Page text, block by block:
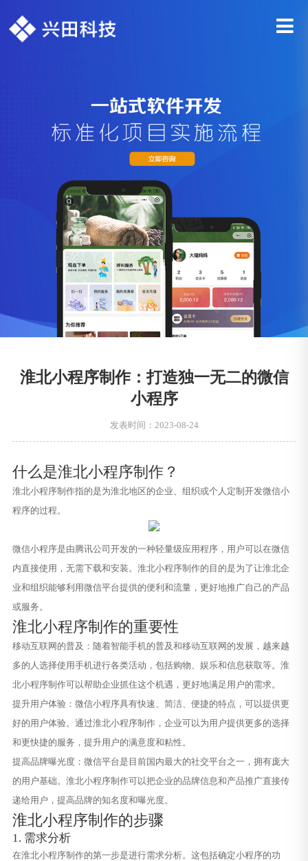
淮北小程序制作：打造独一无二的微信
小程序
发表时间：2023-08-24
什么是淮北小程序制作？
淮北小程序制作指的是为淮北地区的企业、组织或个人定制开发微信小
程序的过程。
微信小程序是由腾讯公司开发的一种轻量级应用程序，用户可以在微信
内直接使用，无需下载和安装。淮北小程序制作的目的是为了让淮北企
业和组织能够利用微信平台提供的便利和流量，更好地推广自己的产品
或服务。
淮北小程序制作的重要性
移动互联网的普及：随着智能手机的普及和移动互联网的发展，越来越
多的人选择使用手机进行各类活动，包括购物、娱乐和信息获取等。淮
北小程序制作可以帮助企业抓住这个机遇，更好地满足用户的需求。
提升用户体验：微信小程序具有快速、简洁、便捷的特点，可以提供更
好的用户体验。通过淮北小程序制作，企业可以为用户提供更多的选择
和更快捷的服务，提升用户的满意度和粘性。
提高品牌曝光度：微信平台是目前国内最大的社交平台之一，拥有庞大
的用户基础。淮北小程序制作可以把企业的品牌信息和产品推广直接传
递给用户，提高品牌的知名度和曝光度。
淮北小程序制作的步骤
1. 需求分析
在淮北小程序制作的第一步是进行需求分析。这包括确定小程序的功